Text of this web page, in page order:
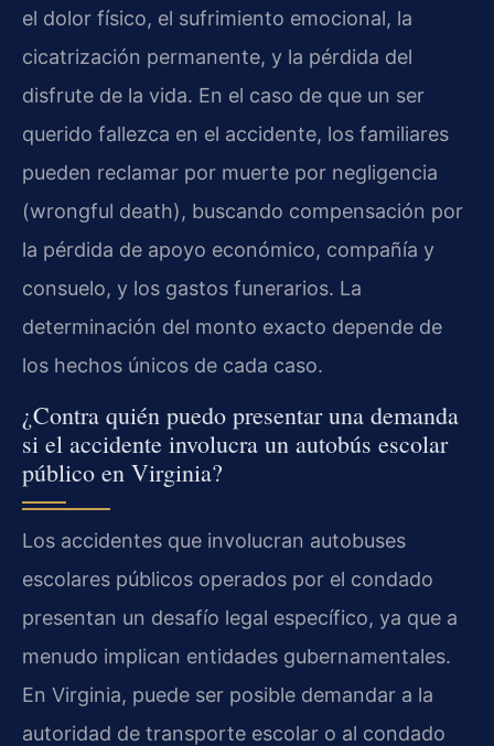
el dolor físico, el sufrimiento emocional, la
cicatrización permanente, y la pérdida del
disfrute de la vida. En el caso de que un ser
querido fallezca en el accidente, los familiares
pueden reclamar por muerte por negligencia
(wrongful death), buscando compensación por
la pérdida de apoyo económico, compañía y
consuelo, y los gastos funerarios. La
determinación del monto exacto depende de
los hechos únicos de cada caso.
¿Contra quién puedo presentar una demanda
si el accidente involucra un autobús escolar
público en Virginia?
Los accidentes que involucran autobuses
escolares públicos operados por el condado
presentan un desafío legal específico, ya que a
menudo implican entidades gubernamentales.
En Virginia, puede ser posible demandar a la
autoridad de transporte escolar o al condado